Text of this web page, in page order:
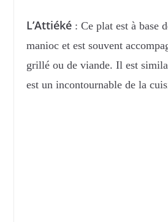
L’Attiéké: Ce plat est à base
manioc et est souvent
grillé ou de viande. Il est
est un incontournable de la